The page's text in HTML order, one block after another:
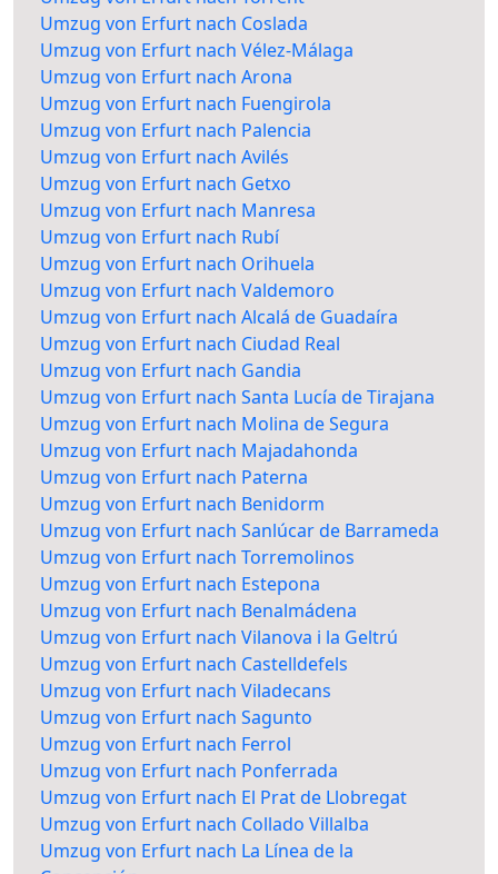
Umzug von Erfurt nach Coslada
Umzug von Erfurt nach Vélez-Málaga
Umzug von Erfurt nach Arona
Umzug von Erfurt nach Fuengirola
Umzug von Erfurt nach Palencia
Umzug von Erfurt nach Avilés
Umzug von Erfurt nach Getxo
Umzug von Erfurt nach Manresa
Umzug von Erfurt nach Rubí
Umzug von Erfurt nach Orihuela
Umzug von Erfurt nach Valdemoro
Umzug von Erfurt nach Alcalá de Guadaíra
Umzug von Erfurt nach Ciudad Real
Umzug von Erfurt nach Gandia
Umzug von Erfurt nach Santa Lucía de Tirajana
Umzug von Erfurt nach Molina de Segura
Umzug von Erfurt nach Majadahonda
Umzug von Erfurt nach Paterna
Umzug von Erfurt nach Benidorm
Umzug von Erfurt nach Sanlúcar de Barrameda
Umzug von Erfurt nach Torremolinos
Umzug von Erfurt nach Estepona
Umzug von Erfurt nach Benalmádena
Umzug von Erfurt nach Vilanova i la Geltrú
Umzug von Erfurt nach Castelldefels
Umzug von Erfurt nach Viladecans
Umzug von Erfurt nach Sagunto
Umzug von Erfurt nach Ferrol
Umzug von Erfurt nach Ponferrada
Umzug von Erfurt nach El Prat de Llobregat
Umzug von Erfurt nach Collado Villalba
Umzug von Erfurt nach La Línea de la